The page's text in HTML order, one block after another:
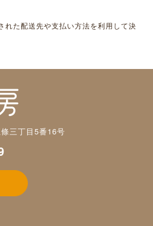
れた配送先や支払い方法を利用して決
三丁目5番16号